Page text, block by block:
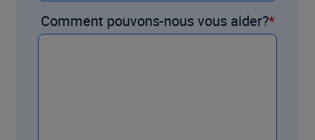
Comment pouvons-nous vous aider?